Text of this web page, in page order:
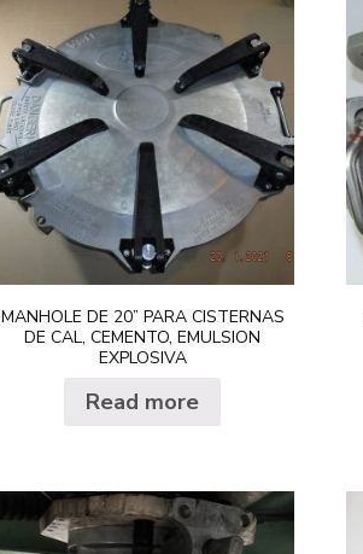
MANHOLE DE 20” PARA CISTERNAS
DE CAL, CEMENTO, EMULSION
EXPLOSIVA
Read more